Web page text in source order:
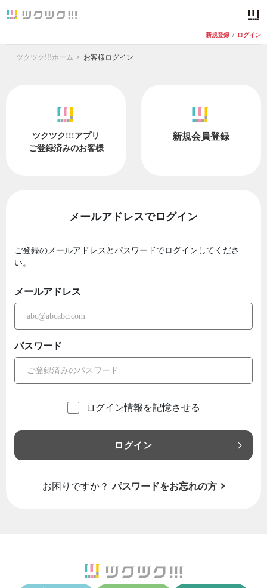
新規登録 / ログイン
ツクツク!!!ホーム お客様ログイン
ツクツク!!!アプリ
ご登録済みのお客様
新規会員登録
メールアドレスでログイン
ご登録のメールアドレスとパスワードでログインしてくださ
い。
メールアドレス
パスワード
ログイン情報を記憶させる
ログイン
お困りですか？ パスワードをお忘れの方